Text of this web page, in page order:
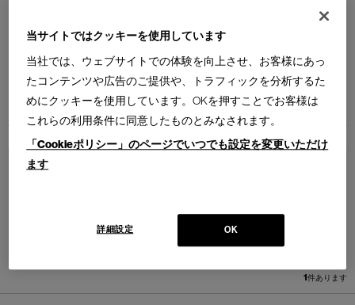
SUPPORT
SHOPS
CATALOGUES
PROFESSIONAL
●特別在庫品【納期目安：1～2週間】
通常はお届けまで約6か月を要する輸入商品の一部を、期間限
定で国内在庫としてご用意しております。数量限定のため、な
くなり次第終了となります。
1件あります
当サイトではクッキーを使用しています
当社では、ウェブサイトでの体験を向上させ、お客様にあっ
たコンテンツや広告のご提供や、トラフィックを分析するた
めにクッキーを使用しています。OKを押すことでお客様は
これらの利用条件に同意したものとみなされます。
「Cookieポリシー」のページでいつでも設定を変更いただけ
ます
OK
詳細設定